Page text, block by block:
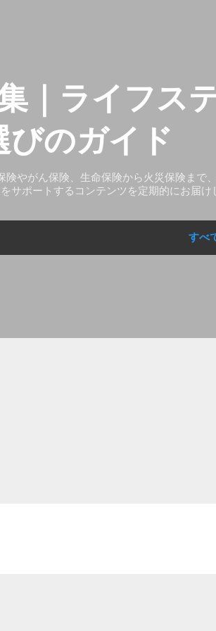
｜ライフス
びのガイド
やがん保険、生命保険から火災保険まで
ポートするコンテンツを定期的にお届け
すべ